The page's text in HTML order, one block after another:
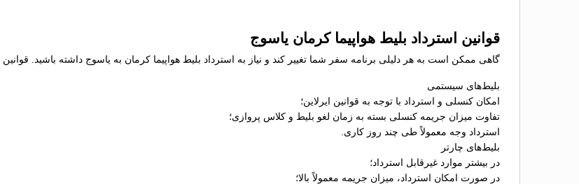
قوانین استرداد بلیط هواپیما کرمان یاسوج
گاهی ممکن است به هر دلیلی برنامه سفر شما تغییر کند و نیاز به استرداد بلیط هواپیما کرمان به یاسوج داشته باشید.
بلیط‌های سیستمی
امکان کنسلی و استرداد با توجه به قوانین ایرلاین؛
تفاوت میزان جریمه کنسلی بسته به زمان لغو بلیط و کلاس پروازی؛
استرداد وجه معمولاً طی چند روز کاری.
بلیط‌های چارتر
در بیشتر موارد غیرقابل استرداد؛
در صورت امکان استرداد، میزان جریمه معمولاً بالا؛